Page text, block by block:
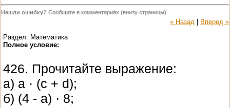
Нашли ошибку? Сообщите в комментариях (внизу страницы)
« Назад
Вперед »
Раздел: Математика
Полное условие:
426. Прочитайте выражение:
а) a · (c + d);
б) (4 - a) · 8;